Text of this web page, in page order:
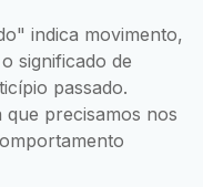
indica movimento,
significado de
passado.
que precisamos nos